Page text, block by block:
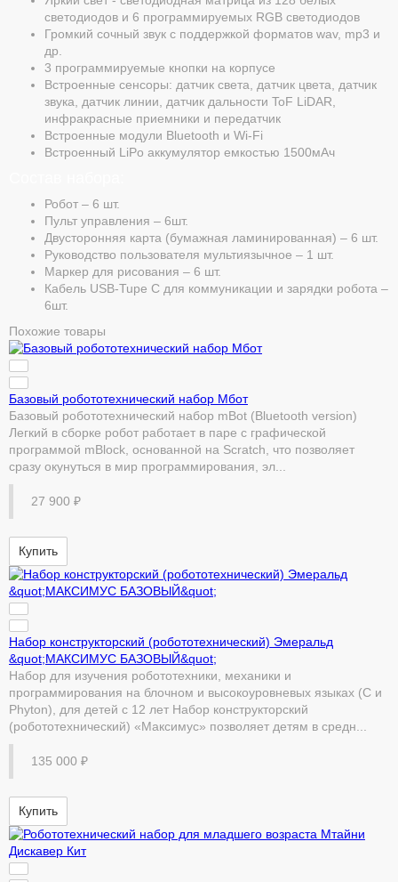
светодиодов и 6 программируемых RGB светодиодов
Громкий сочный звук с поддержкой форматов wav, mp3 и
др.
3 программируемые кнопки на корпусе
Встроенные сенсоры: датчик света, датчик цвета, датчик
звука, датчик линии, датчик дальности ToF LiDAR,
инфракрасные приемники и передатчик
Вcтроенные модули Bluetooth и Wi-Fi
Встроенный LiPo аккумулятор емкостью 1500мАч
Робот – 6 шт.
Пульт управления – 6шт.
Двусторонняя карта (бумажная ламинированная) – 6 шт.
Руководство пользователя мультиязычное – 1 шт.
Маркер для рисования – 6 шт.
Кабель USB-Tupe C для коммуникации и зарядки робота –
6шт.
Похожие товары
Базовый робототехнический набор Мбот
Базовый робототехнический набор mBot (Bluetooth version)
Легкий в сборке робот работает в паре с графической
программой mBlock, основанной на Scratch, что позволяет
сразу окунуться в мир программирования, эл...
27 900 ₽
Купить
Набор конструкторский (робототехнический) Эмеральд
&quot;МАКСИМУС БАЗОВЫЙ&quot;
Набор для изучения робототехники, механики и
программирования на блочном и высокоуровневых языках (C и
Phyton), для детей с 12 лет Набор конструкторский
(робототехнический) «Максимус» позволяет детям в средн...
135 000 ₽
Купить